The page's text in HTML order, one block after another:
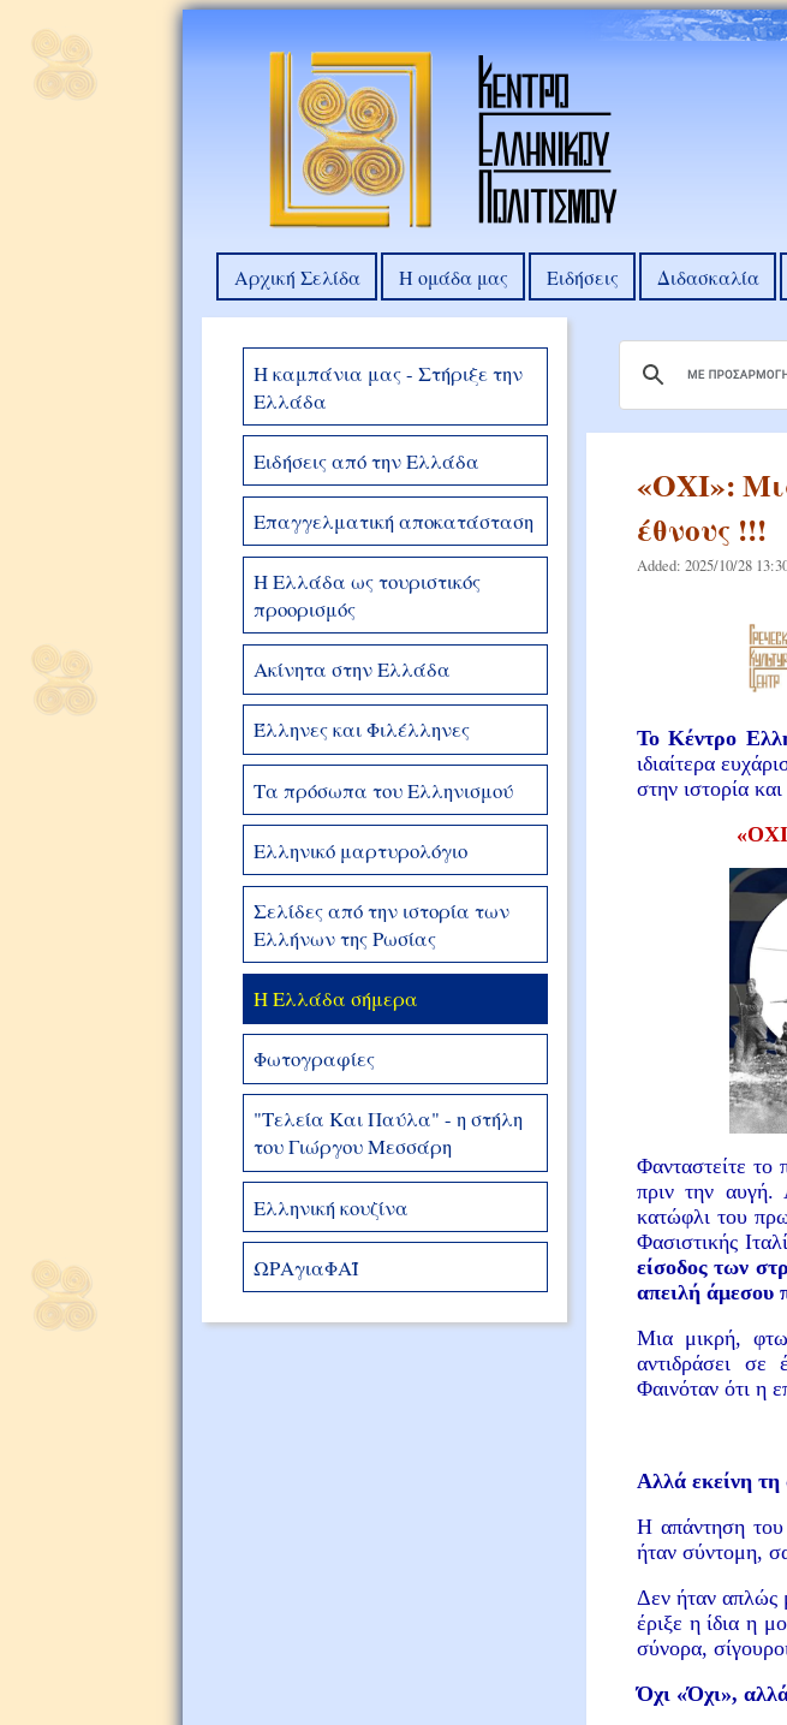
Αρχική Σελίδα Η ομάδα μας Ειδήσεις Διδασκαλία
Η καμπάνια μας - Στήριξε την
Ελλάδα
Ειδήσεις από την Ελλάδα
Επαγγελματική αποκατάσταση
Η Ελλάδα ως τουριστικός
προορισμός
Ακίνητα στην Ελλάδα
Έλληνες και Φιλέλληνες
Τα πρόσωπα του Ελληνισμού
Ελληνικό μαρτυρολόγιο
Σελίδες από την ιστορία των
Ελλήνων της Ρωσίας
Η Ελλάδα σήμερα
Φωτογραφίες
"Τελεία Και Παύλα" - η στήλη
του Γιώργου Μεσσάρη
Ελληνική κουζίνα
ΩΡΑγιαΦΑΪ
«ΟΧΙ»:
έθνους !!!
Added: 2025/10/28
To Kέντρο
ιδιαίτερα
στην ιστορία
Φανταστείτε
πριν την αυγή.
κατώφλι του
Φασιστικής
είσοδος των
απειλή άμεσου
Μια μικρή,
αντιδράσει σε
Φαινόταν ότι η
Αλλά εκείνη τη
Η απάντηση
ήταν σύντομη,
Δεν ήταν απλώς
έριξε η ίδια η
σύνορα,
Όχι «Όχι»,